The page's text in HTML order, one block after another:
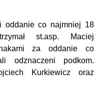
oddanie co najmniej 18
st.asp. Maciej
za oddanie co
odznaczeni podkom.
Kurkiewicz oraz